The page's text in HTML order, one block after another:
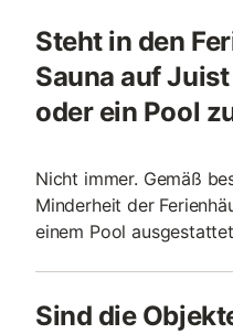
Steht in den
Sauna auf
oder ein Pool
Nicht immer. Gemäß
Minderheit der
einem Pool
Sind die